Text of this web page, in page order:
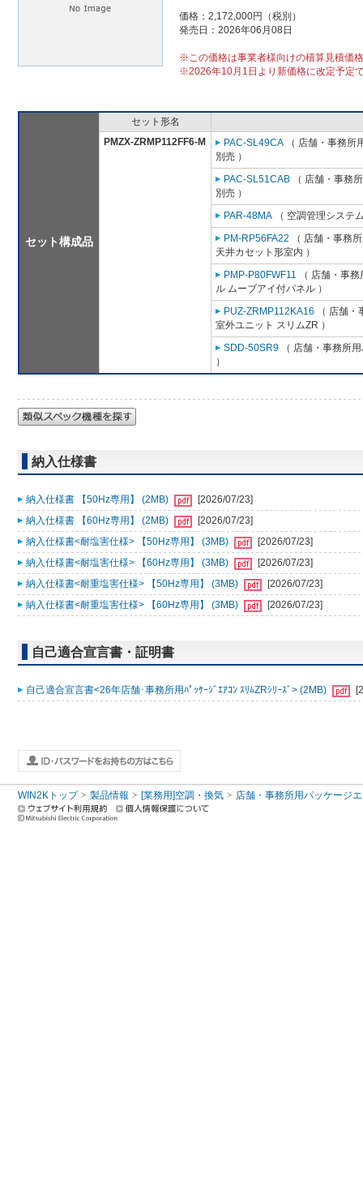
価格：2,172,000円（税別）
発売日：2026年06月08日
※この価格は事業者様向けの積算見積価
※2026年10月1日より新価格に改定予定
セット構成品
セット形名
PMZX-ZRMP112FF6-M
PAC-SL49CA （ 店舗・事務所
別売 ）
PAC-SL51CAB （ 店舗・事務
別売 ）
PAR-48MA （ 空調管理システ
PM-RP56FA22 （ 店舗・事務
天井カセット形室内 ）
PMP-P80FWF11 （ 店舗・事
ル ムーブアイ付パネル ）
PUZ-ZRMP112KA16 （ 店舗
室外ユニット スリムZR ）
SDD-50SR9 （ 店舗・事務所
）
納入仕様書
納入仕様書 【50Hz専用】 (2MB)
[2026/07/23]
納入仕様書 【60Hz専用】 (2MB)
[2026/07/23]
納入仕様書<耐塩害仕様> 【50Hz専用】 (3MB)
[2026/07/23]
納入仕様書<耐塩害仕様> 【60Hz専用】 (3MB)
[2026/07/23]
納入仕様書<耐重塩害仕様> 【50Hz専用】 (3MB)
[2026/07/23]
納入仕様書<耐重塩害仕様> 【60Hz専用】 (3MB)
[2026/07/23]
自己適合宣言書・証明書
自己適合宣言書<26年店舗･事務所用ﾊﾟｯｹｰｼﾞｴｱｺﾝ ｽﾘﾑZRｼﾘｰｽﾞ> (2MB)
WIN2Kトップ 製品情報 [業務用]空調・換気 店舗・事務所用パッケージ